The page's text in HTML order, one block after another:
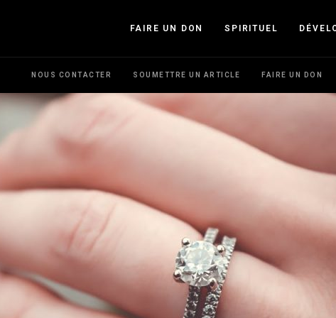
FAIRE UN DON SPIRITUEL
NOUS CONTACTER SOUMETTRE UN ARTICLE FAIRE UN DON